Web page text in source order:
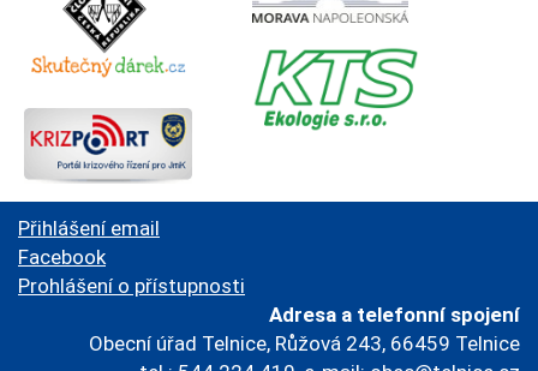
Přihlášení email
Facebook
Prohlášení o přístupnosti
Adresa a telefonní spojení
Obecní úřad Telnice, Růžová 243, 66459 Telnice